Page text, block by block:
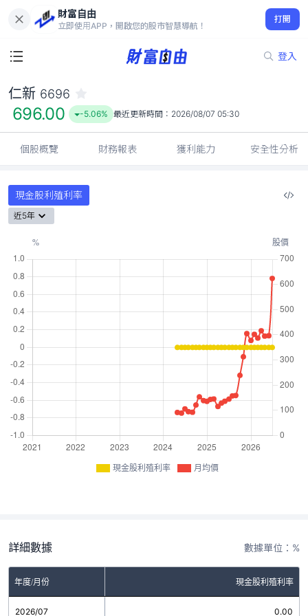
財富自由
立即使用APP，開啟您的股市智慧導航！
打開
登入
696.00
-5.06%
仁新 6696
696.00 -5.06% 最近更新時間： 2026/08/07 05:30
個股概覽 財務報表 獲利能力 安全性分析
現金股利殖利率
近5年
現金股利殖利率 月均價
詳細數據 數據單位：%
年度/月份 現金股利殖利率
2026/07 0.00